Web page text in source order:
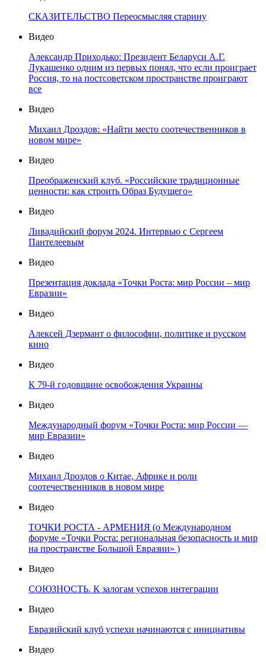
СКАЗИТЕЛЬСТВО Переосмысляя старину
Видео
Александр Приходько: Президент Беларуси А.Г.
Лукашенко одним из первых понял, что если проиграет
Россия, то на постсоветском пространстве проиграют
все
Видео
Михаил Дроздов: «Найти место соотечественников в
новом мире»
Видео
Преображенский клуб. «Российские традиционные
ценности: как строить Образ Будущего»
Видео
Ливадийский форум 2024. Интервью с Сергеем
Пантелеевым
Видео
Презентация доклада «Точки Роста: мир России – мир
Евразии»
Видео
Алексей Дзермант о философии, политике и русском
кино
Видео
К 79-й годовщине освобождения Украины
Видео
Международный форум «Точки Роста: мир России —
мир Евразии»
Видео
Михаил Дроздов о Китае, Африке и роли
соотечественников в новом мире
Видео
ТОЧКИ РОСТА - АРМЕНИЯ (о Международном
форуме «Точки Роста: региональная безопасность и мир
на пространстве Большой Евразии» )
Видео
СОЮЗНОСТЬ. К залогам успехов интеграции
Видео
Евразийский клуб успехи начинаются с инициативы
Видео